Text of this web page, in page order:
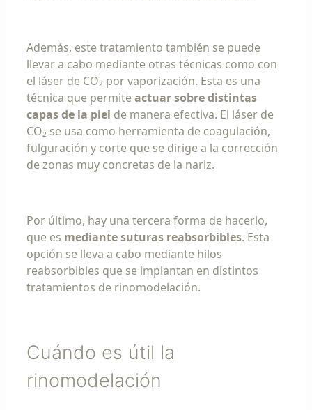
Además, este tratamiento también se puede
llevar a cabo mediante otras técnicas como con
el láser de CO₂ por vaporización. Esta es una
técnica que permiteactuar sobre distintas
capas de la piel de manera efectiva. El láser de
CO₂ se usa como herramienta de coagulación,
fulguración y corte que se dirige a la corrección
de zonas muy concretas de la nariz.
Por último, hay una tercera forma de hacerlo,
que es mediante suturas reabsorbibles. Esta
opción se lleva a cabo mediante hilos
reabsorbibles que se implantan en distintos
tratamientos de rinomodelación.
Cuándo es útil la
rinomodelación